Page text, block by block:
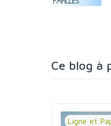
Ce blog à
Ligne et